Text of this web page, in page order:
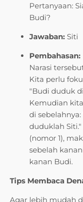
Pertanyaan:
Budi?
Jawaban: Siti
Pembahasan:
Narasi
Kita perlu
"Budi duduk
Kemudian
di
duduklah
(nomor 1),
sebelah
kanan Budi.
Tips Membaca
Agar lebih mudah